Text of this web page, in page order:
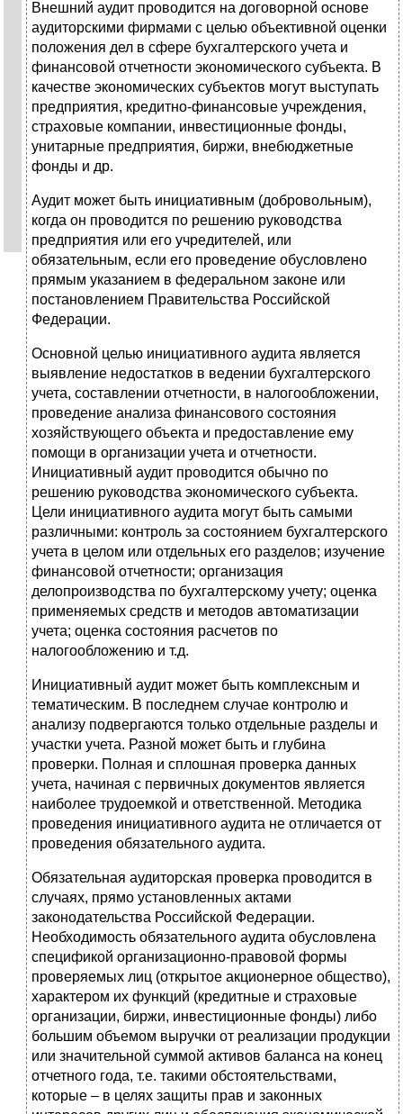
Внешний аудит проводится на договорной основе
аудиторскими фирмами с целью объективной оценки
положения дел в сфере бухгалтерского учета и
финансовой отчетности экономического субъекта. В
качестве экономических субъектов могут выступать
предприятия, кредитно-финансовые учреждения,
страховые компании, инвестиционные фонды,
унитарные предприятия, биржи, внебюджетные
фонды и др.
Аудит может быть инициативным (добровольным),
когда он проводится по решению руководства
предприятия или его учредителей, или
обязательным, если его проведение обусловлено
прямым указанием в федеральном законе или
постановлением Правительства Российской
Федерации.
Основной целью инициативного аудита является
выявление недостатков в ведении бухгалтерского
учета, составлении отчетности, в налогообложении,
проведение анализа финансового состояния
хозяйствующего объекта и предоставление ему
помощи в организации учета и отчетности.
Инициативный аудит проводится обычно по
решению руководства экономического субъекта.
Цели инициативного аудита могут быть самыми
различными: контроль за состоянием бухгалтерского
учета в целом или отдельных его разделов; изучение
финансовой отчетности; организация
делопроизводства по бухгалтерскому учету; оценка
применяемых средств и методов автоматизации
учета; оценка состояния расчетов по
налогообложению и т.д.
Инициативный аудит может быть комплексным и
тематическим. В последнем случае контролю и
анализу подвергаются только отдельные разделы и
участки учета. Разной может быть и глубина
проверки. Полная и сплошная проверка данных
учета, начиная с первичных документов является
наиболее трудоемкой и ответственной. Методика
проведения инициативного аудита не отличается от
проведения обязательного аудита.
Обязательная аудиторская проверка проводится в
случаях, прямо установленных актами
законодательства Российской Федерации.
Необходимость обязательного аудита обусловлена
спецификой организационно-правовой формы
проверяемых лиц (открытое акционерное общество),
характером их функций (кредитные и страховые
организации, биржи, инвестиционные фонды) либо
большим объемом выручки от реализации продукции
или значительной суммой активов баланса на конец
отчетного года, т.е. такими обстоятельствами,
которые – в целях защиты прав и законных